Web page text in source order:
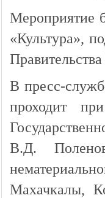
Мероприятие
«Культура»,
В пресс-
проходит
В.Д.
Махачкалы,